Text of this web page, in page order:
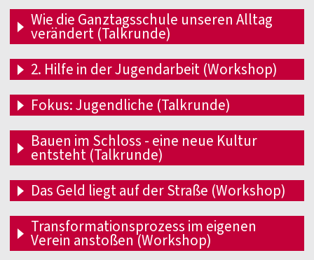
Wie die Ganztagsschule unseren Alltag
verändert (Talkrunde)
2. Hilfe in der Jugendarbeit (Workshop)
Fokus: Jugendliche (Talkrunde)
Bauen im Schloss - eine neue Kultur
entsteht (Talkrunde)
Das Geld liegt auf der Straße (Workshop)
Transformationsprozess im eigenen
Verein anstoßen (Workshop)